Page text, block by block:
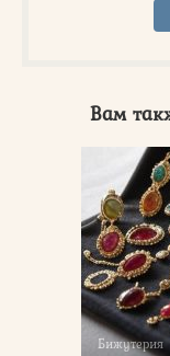
Вам
Бижутерия